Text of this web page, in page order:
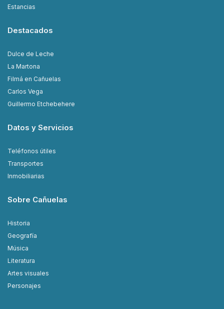
Estancias
Destacados
Dulce de Leche
La Martona
Filmá en Cañuelas
Carlos Vega
Guillermo Etchebehere
Datos y Servicios
Teléfonos útiles
Transportes
Inmobiliarias
Sobre Cañuelas
Historia
Geografía
Música
Literatura
Artes visuales
Personajes